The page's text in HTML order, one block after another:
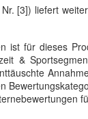
[3]) liefert
ist für dieses
&